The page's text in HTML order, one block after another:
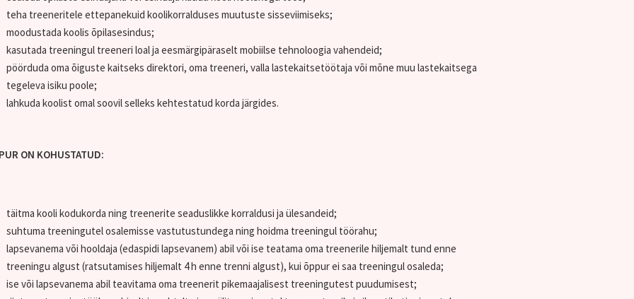
teha treeneritele ettepanekuid koolikorralduses muutuste sisseviimiseks;
moodustada koolis õpilasesindus;
kasutada treeningul treeneri loal ja eesmärgipäraselt mobiilse tehnoloogia vahendeid;
pöörduda oma õiguste kaitseks direktori, oma treeneri, valla lastekaitsetöötaja või mõne muu lastekaitsega
tegeleva isiku poole;
lahkuda koolist omal soovil selleks kehtestatud korda järgides.
ON KOHUSTATUD:
täitma kooli kodukorda ning treenerite seaduslikke korraldusi ja ülesandeid;
suhtuma treeningutel osalemisse vastutustundega ning hoidma treeningul töörahu;
lapsevanema või hooldaja (edaspidi lapsevanem) abil või ise teatama oma treenerile hiljemalt tund enne
treeningu algust (ratsutamises hiljemalt 4 h enne trenni algust), kui õppur ei saa treeningul osaleda;
ise või lapsevanema abil teavitama oma treenerit pikemaajalisest treeningutest puudumisest;